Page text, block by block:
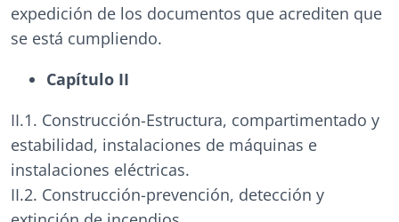
expedición de los documentos que acrediten que
se está cumpliendo.
Capítulo II
II.1. Construcción-Estructura, compartimentado y
estabilidad, instalaciones de máquinas e
instalaciones eléctricas.
II.2. Construcción-prevención, detección y